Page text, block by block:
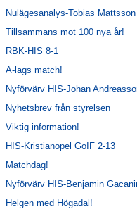
Nulägesanalys-Tobias Mattsson
Tillsammans mot 100 nya år!
RBK-HIS 8-1
A-lags match!
Nyförvärv HIS-Johan
Nyhetsbrev från styrelsen
Viktig information!
HIS-Kristianopel GoIF 2-13
Matchdag!
Nyförvärv HIS-Benjamin
Helgen med Högadal!